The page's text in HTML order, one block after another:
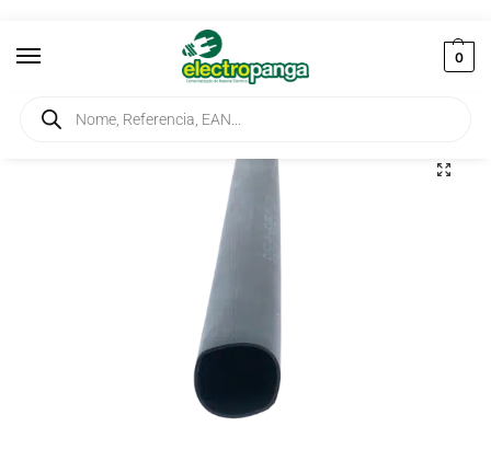
0
Início / Instalação / Mangas / Tubo Termoretráctil 19-6mm com Cola